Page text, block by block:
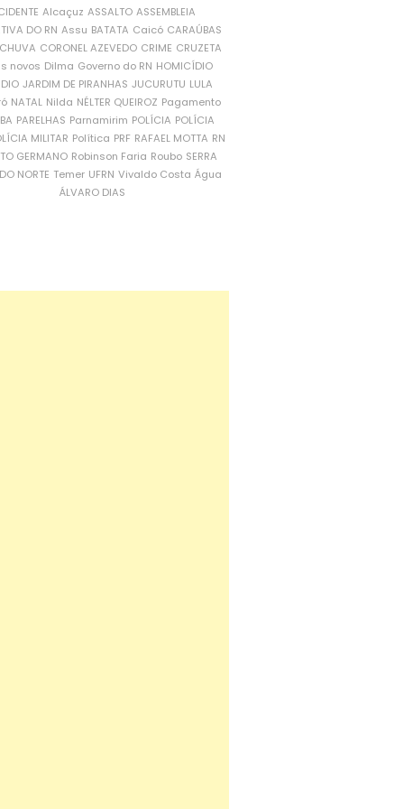
Alcaçuz ASSALTO ASSEMBLEIA
DO RN Assu BATATA Caicó CARAÚBAS
CORONEL AZEVEDO CRIME CRUZETA
novos Dilma Governo do RN HOMICÍDIO
JARDIM DE PIRANHAS JUCURUTU LULA
NATAL Nilda NÉLTER QUEIROZ Pagamento
PARELHAS Parnamirim POLÍCIA POLÍCIA
MILITAR Política PRF RAFAEL MOTTA RN
GERMANO Robinson Faria Roubo SERRA
NORTE Temer UFRN Vivaldo Costa Água
ÁLVARO DIAS